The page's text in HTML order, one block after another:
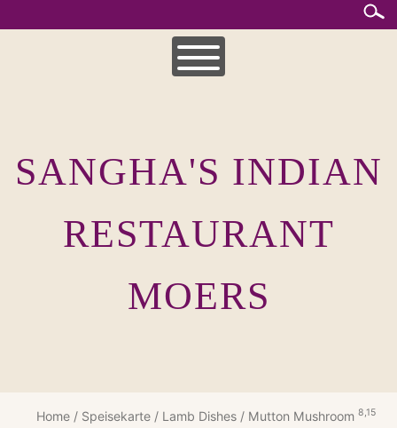
to
UNSERE SPEISEKARTEN
INDISCHE KÜCHE
SANGHA'S INDIAN
RESTAURANT
MOERS
Home/ Speisekarte/ Lamb Dishes/ Mutton Mushroom 8,15